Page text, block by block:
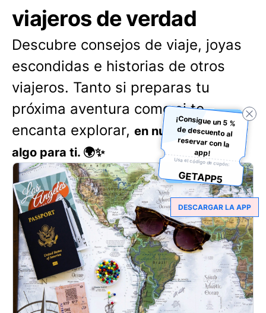
viajeros de verdad
Descubre consejos de viaje, joyas
escondidas e historias de otros
viajeros. Tanto si preparas tu
próxima aventura como si te
encanta explorar, en nuestro blog hay
algo para ti. 🌍✨
¡Consigue un 5 %
de descuento al
reservar con la
app!
Usa el código de cupón:
GETAPP5
DESCARGAR LA APP